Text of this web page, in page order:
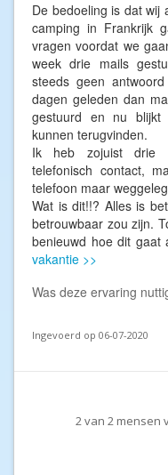
De bedoeling is dat wij
camping in Frankrijk
vragen voordat we
week drie mails
steeds geen
dagen geleden dan
gestuurd en nu
kunnen terugvinden.
Ik heb zojuist drie
telefonisch contact,
telefoon maar
Wat is dit!!? Alles is
betrouwbaar zou zijn.
benieuwd hoe dit gaat
vakantie >>
Was deze ervaring
Ingevoerd op 06-07-2020
2van 2 mensen